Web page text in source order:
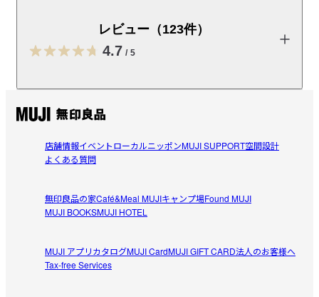
※こちらの商品は旧仕様です。 新仕様はフタの形状のみ異なりま
す。
レビュー（123件）
4.7 / 5
いまみゆ
2025/08/07
その名の通り頑丈
収納力があるので沢山入ります。
ぽか
店舗情報イベントローカルニッポンMUJI SUPPORT空間設計
よくある質問
無印良品の家Café&Meal MUJIキャンプ場Found MUJI
MUJI BOOKSMUJI HOTEL
MUJI アプリカタログMUJI CardMUJI GIFT CARD法人のお客様へ
Tax-free Services